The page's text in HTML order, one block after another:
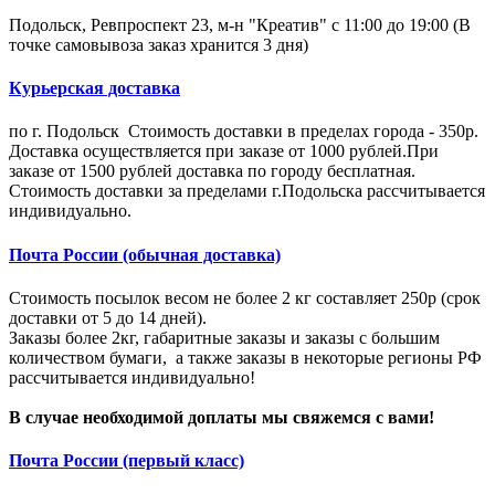
Подольск, Ревпроспект 23, м-н "Креатив" с 11:00 до 19:00 (В
точке самовывоза заказ хранится 3 дня)
Курьерская доставка
по г. Подольск Стоимость доставки в пределах города - 350р.
Доставка осуществляется при заказе от 1000 рублей.При
заказе от 1500 рублей доставка по городу бесплатная.
Стоимость доставки за пределами г.Подольска рассчитывается
индивидуально.
Почта России (обычная доставка)
Стоимость посылок весом не более 2 кг составляет 250р (срок
доставки от 5 до 14 дней).
Заказы более 2кг, габаритные заказы и заказы с большим
количеством бумаги, а также заказы в некоторые регионы РФ
рассчитывается индивидуально!
В случае необходимой доплаты мы свяжемся с вами!
Почта России (первый класс)